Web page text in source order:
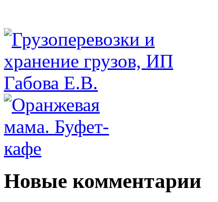
Новые комментарии